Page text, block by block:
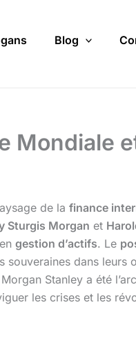
Blog
Mondiale
de la finance
Sturgis Morgan et
gestion d’actifs. Le
dans
Stanley a été
les crises et les